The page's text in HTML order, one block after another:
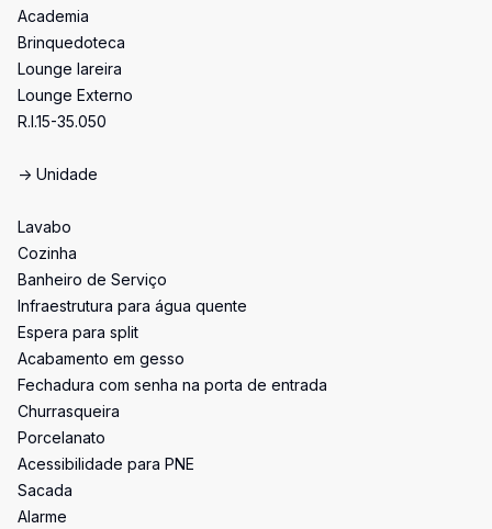
Academia
Brinquedoteca
Lounge lareira
Lounge Externo
R.I.15-35.050
-> Unidade
Lavabo
Cozinha
Banheiro de Serviço
Infraestrutura para água quente
Espera para split
Acabamento em gesso
Fechadura com senha na porta de entrada
Churrasqueira
Porcelanato
Acessibilidade para PNE
Sacada
Alarme